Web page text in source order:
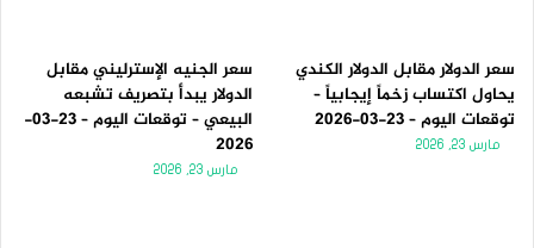
سعر الدولار مقابل الدولار الكندي
يحاول اكتساب زخماً إيجابياً –
توقعات اليوم – 23-03-2026
مارس 23, 2026
سعر الجنيه الإسترليني مقابل
الدولار يبدأ بتصريف تشبعه
البيعي – توقعات اليوم – 23-03-
2026
مارس 23, 2026